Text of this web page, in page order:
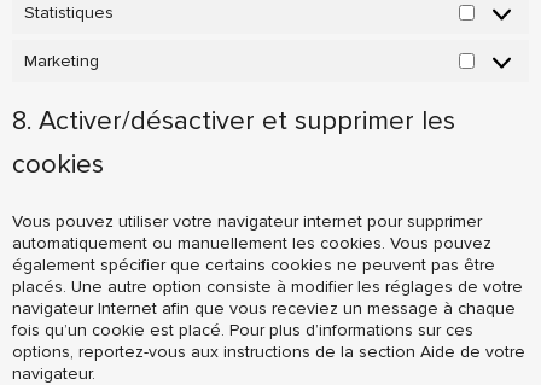
Statistiques
Marketing
8. Activer/désactiver et supprimer les
cookies
Vous pouvez utiliser votre navigateur internet pour supprimer
automatiquement ou manuellement les cookies. Vous pouvez
également spécifier que certains cookies ne peuvent pas être
placés. Une autre option consiste à modifier les réglages de votre
navigateur Internet afin que vous receviez un message à chaque
fois qu’un cookie est placé. Pour plus d’informations sur ces
options, reportez-vous aux instructions de la section Aide de votre
navigateur.